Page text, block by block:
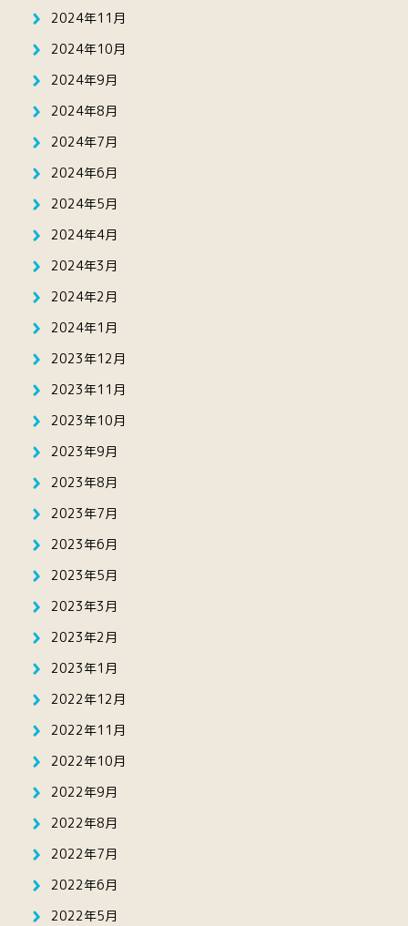
2024年11月
2024年10月
2024年9月
2024年8月
2024年7月
2024年6月
2024年5月
2024年4月
2024年3月
2024年2月
2024年1月
2023年12月
2023年11月
2023年10月
2023年9月
2023年8月
2023年7月
2023年6月
2023年5月
2023年3月
2023年2月
2023年1月
2022年12月
2022年11月
2022年10月
2022年9月
2022年8月
2022年7月
2022年6月
2022年5月